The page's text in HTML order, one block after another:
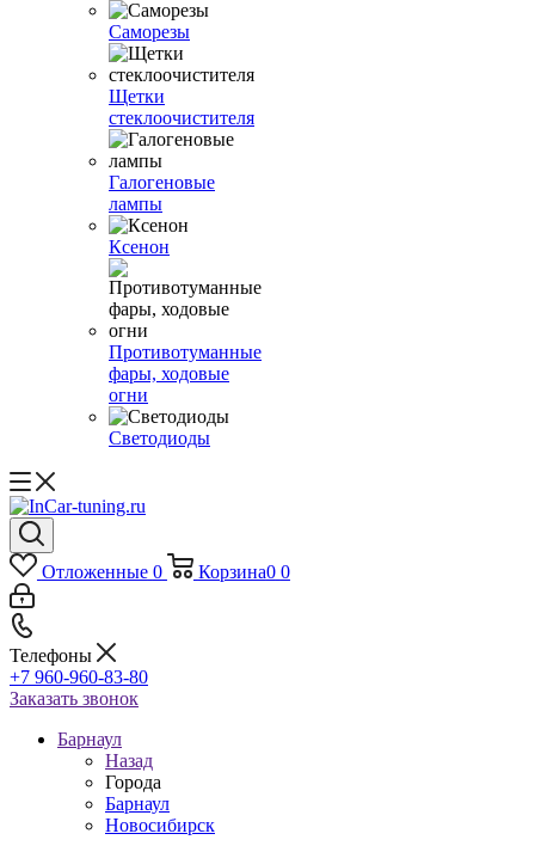
Саморезы
Щетки
стеклоочистителя
Галогеновые
лампы
Ксенон
Противотуманные
фары, ходовые
огни
Светодиоды
Отложенные 0 Корзина0 0
Телефоны
+7 960-960-83-80
Заказать звонок
Барнаул
Назад
Города
Барнаул
Новосибирск